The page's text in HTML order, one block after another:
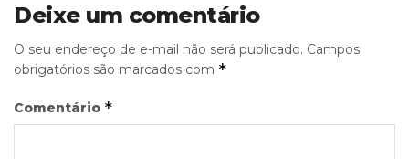
Deixe um comentário
O seu endereço de e-mail não será publicado. Campos
obrigatórios são marcados com *
Comentário *